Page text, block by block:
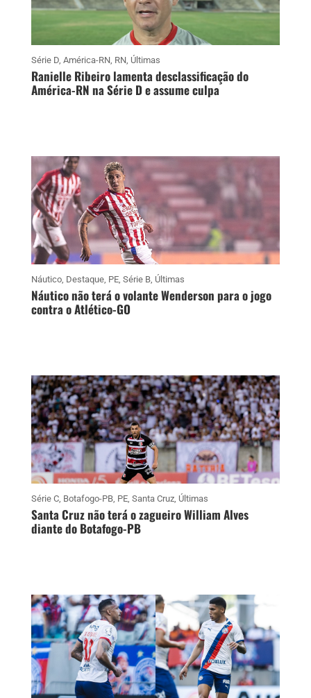
Série D, América-RN, RN, Últimas
Ranielle Ribeiro lamenta desclassificação do
América-RN na Série D e assume culpa
Náutico, Destaque, PE, Série B, Últimas
Náutico não terá o volante Wenderson para o jogo
contra o Atlético-GO
Série C, Botafogo-PB, PE, Santa Cruz, Últimas
Santa Cruz não terá o zagueiro William Alves
diante do Botafogo-PB